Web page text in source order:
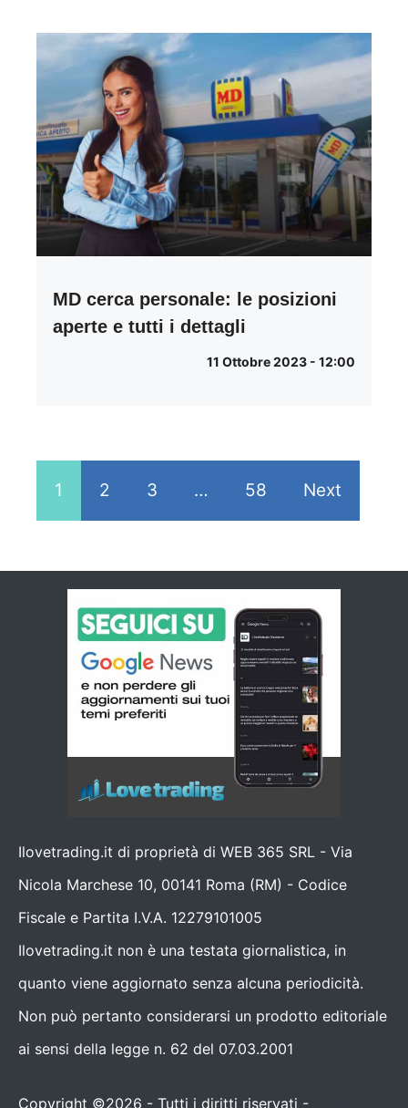
MD cerca personale: le posizioni
aperte e tutti i dettagli
11 Ottobre 2023 - 12:00
1 2 3 … 58 Next
Ilovetrading.it di proprietà di WEB 365 SRL - Via
Nicola Marchese 10, 00141 Roma (RM) - Codice
Fiscale e Partita I.V.A. 12279101005
Ilovetrading.it non è una testata giornalistica, in
quanto viene aggiornato senza alcuna periodicità.
Non può pertanto considerarsi un prodotto editoriale
ai sensi della legge n. 62 del 07.03.2001
Copyright ©2026 - Tutti i diritti riservati -